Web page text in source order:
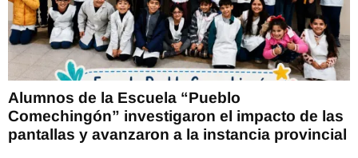
Alumnos de la Escuela “Pueblo
Comechingón” investigaron el impacto de las
pantallas y avanzaron a la instancia provincial